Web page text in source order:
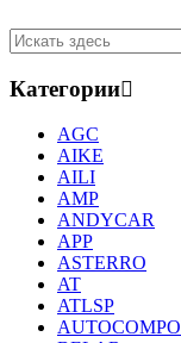
Категории
AGC
AIKE
AILI
AMP
ANDYCAR
APP
ASTERRO
AT
ATLSP